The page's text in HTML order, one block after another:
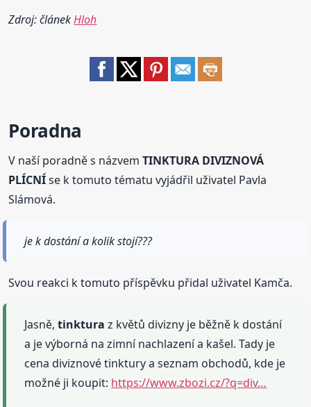
Zdroj: článekHloh
Poradna
V naší poradně s názvemTINKTURA DIVIZNOVÁ
PLÍCNÍse k tomuto tématu vyjádřil uživatel Pavla
Slámová.
je k dostání a kolik stojí???
Svou reakci k tomuto příspěvku přidal uživatel Kamča.
Jasně,tinktura z květů divizny je běžně k dostání
a je výborná na zimní nachlazení a kašel. Tady je
cena diviznové tinktury a seznam obchodů, kde je
možné ji koupit: https://www.zbozi.cz/?q=div…